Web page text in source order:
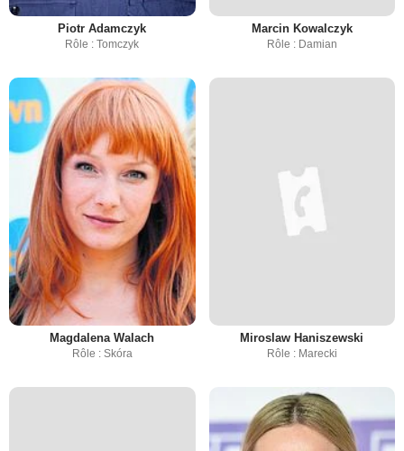
Piotr Adamczyk
Rôle : Tomczyk
Marcin Kowalczyk
Rôle : Damian
Magdalena Walach
Rôle : Skóra
Miroslaw Haniszewski
Rôle : Marecki